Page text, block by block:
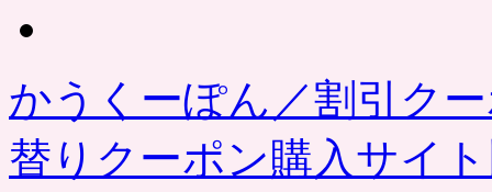
かうくーぽん／割引ク
替りクーポン購入サイ